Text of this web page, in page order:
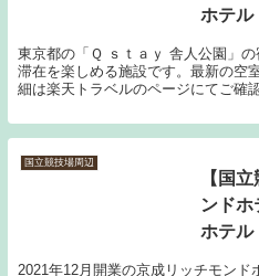
ホテル
東京都の「Ｑ ｓｔａｙ 舎人公園」
滞在を楽しめる施設です。最新の空
細は楽天トラベルのページにてご確
国立競技場周辺
【国
ンド
ホテル
2021年12月開業の京成リッチモンド